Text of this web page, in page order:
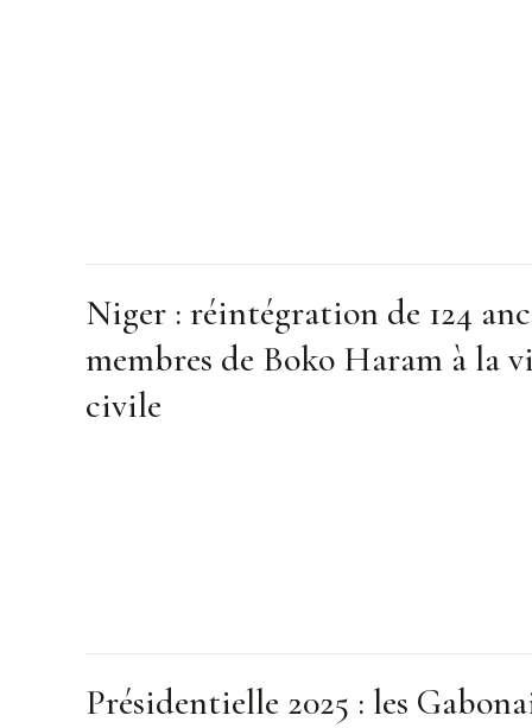
Niger : réintégration de 124
membres de Boko Haram à la
civile
Présidentielle 2025 : les